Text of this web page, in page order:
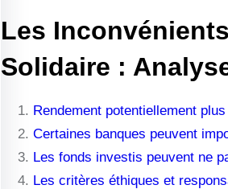
Les
Solidaire :
Rendement potentiellement
Certaines banques peuvent
Les fonds investis peuvent ne
Les critères éthiques et